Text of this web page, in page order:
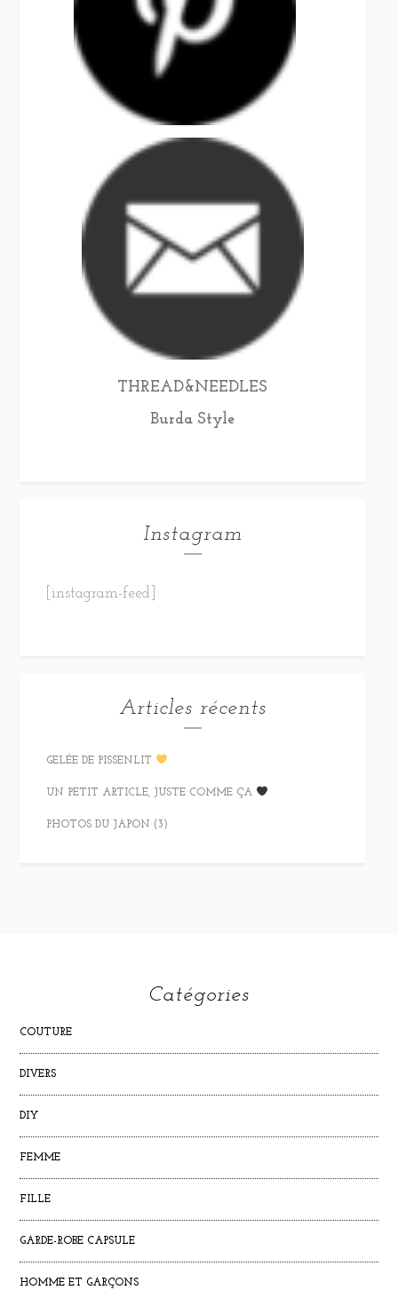
THREAD&NEEDLES
Burda Style
Instagram
[instagram-feed]
Articles récents
GELÉE DE PISSENLIT
UN PETIT ARTICLE, JUSTE COMME ÇA
PHOTOS DU JAPON (3)
Catégories
COUTURE
DIVERS
DIY
FEMME
FILLE
GARDE-ROBE CAPSULE
HOMME ET GARÇONS